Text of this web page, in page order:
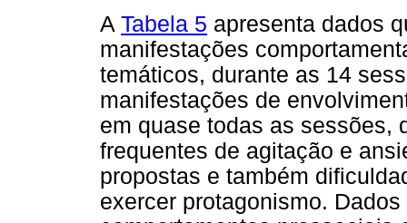
A Tabela 5 apresenta dados
manifestações
temáticos, durante as 14
manifestações de
em quase todas as sessões,
frequentes de agitação e
propostas e também
exercer protagonismo.